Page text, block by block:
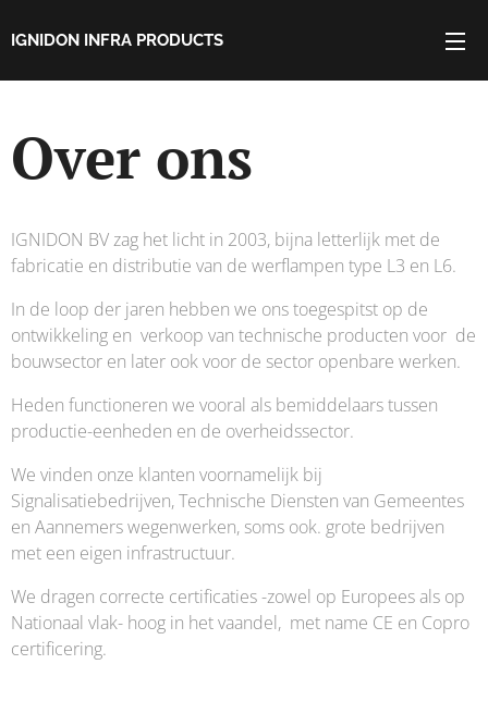
IGNIDON INFRA PRODUCTS
Over ons
IGNIDON BV zag het licht in 2003, bijna letterlijk met de
fabricatie en distributie van de werflampen type L3 en L6.
In de loop der jaren hebben we ons toegespitst op de
ontwikkeling en verkoop van technische producten voor de
bouwsector en later ook voor de sector openbare werken.
Heden functioneren we vooral als bemiddelaars tussen
productie-eenheden en de overheidssector.
We vinden onze klanten voornamelijk bij
Signalisatiebedrijven, Technische Diensten van Gemeentes
en Aannemers wegenwerken, soms ook. grote bedrijven
met een eigen infrastructuur.
We dragen correcte certificaties -zowel op Europees als op
Nationaal vlak- hoog in het vaandel, met name CE en Copro
certificering.